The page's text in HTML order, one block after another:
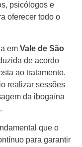
psicólogos e
oferecer todo o
em Vale de São
de acordo
ao tratamento.
realizar sessões
da ibogaína
que o
para garantir